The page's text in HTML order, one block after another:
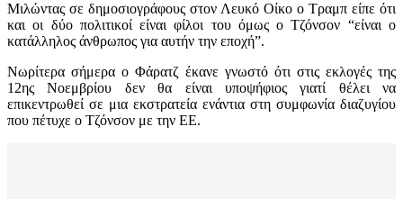
Μιλώντας σε δημοσιογράφους στον Λευκό Οίκο ο Τραμπ είπε ότι
και οι δύο πολιτικοί είναι φίλοι του όμως ο Τζόνσον “είναι ο
κατάλληλος άνθρωπος για αυτήν την εποχή”.
Νωρίτερα σήμερα ο Φάρατζ έκανε γνωστό ότι στις εκλογές της
12ης Νοεμβρίου δεν θα είναι υποψήφιος γιατί θέλει να
επικεντρωθεί σε μια εκστρατεία ενάντια στη συμφωνία διαζυγίου
που πέτυχε ο Τζόνσον με την ΕΕ.